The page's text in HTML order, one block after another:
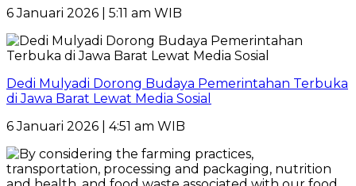
6 Januari 2026 | 5:11 am WIB
Dedi Mulyadi Dorong Budaya Pemerintahan Terbuka
di Jawa Barat Lewat Media Sosial
6 Januari 2026 | 4:51 am WIB